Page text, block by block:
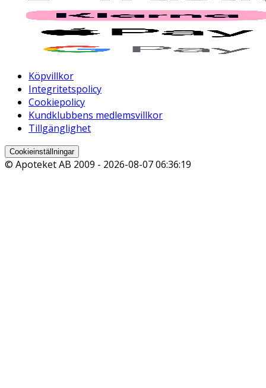
Köpvillkor
Integritetspolicy
Cookiepolicy
Kundklubbens medlemsvillkor
Tillgänglighet
Cookieinställningar
© Apoteket AB 2009 - 2026-08-07 06:36:19